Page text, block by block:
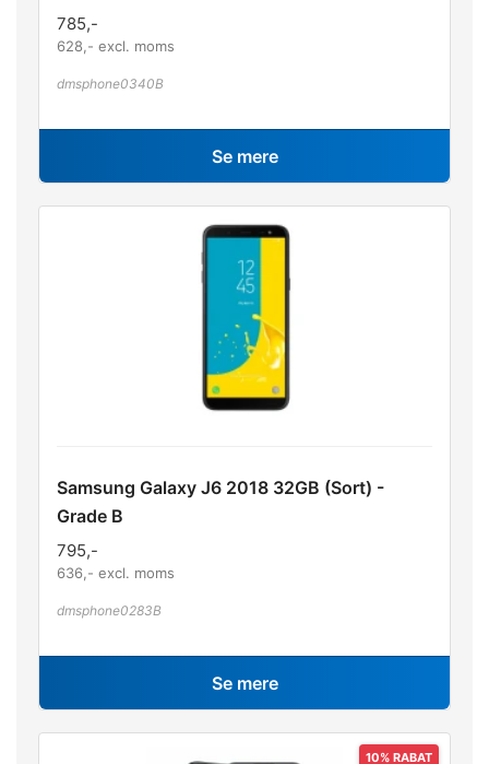
785,-
628 ,- excl. moms
dmsphone0340B
Se mere
Samsung Galaxy J6 2018 32GB (Sort) -
Grade B
795,-
636 ,- excl. moms
dmsphone0283B
Se mere